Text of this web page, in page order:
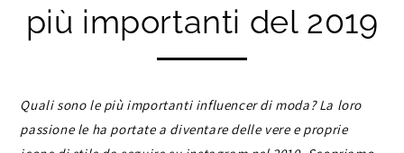
più importanti del 2019
Quali sono le più importanti influencer di moda? La loro
passione le ha portate a diventare delle vere e proprie